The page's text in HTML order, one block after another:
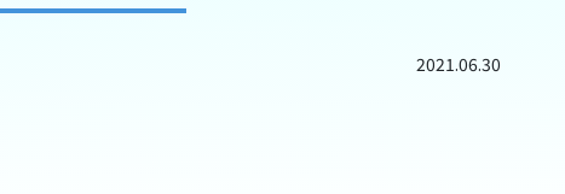
2021.06.30